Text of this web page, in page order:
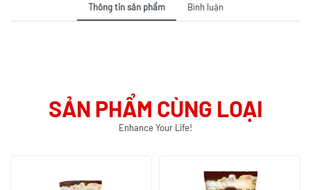
Thông tin sản phẩm Bình luận
SẢN PHẨM CÙNG LOẠI
Enhance Your Life!